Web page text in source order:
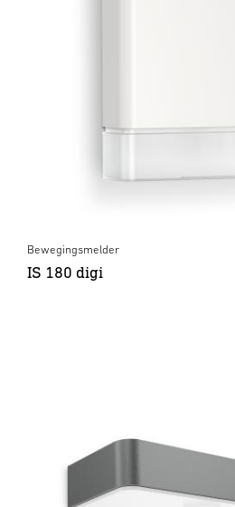
Bewegingsmelder
IS 180 digi